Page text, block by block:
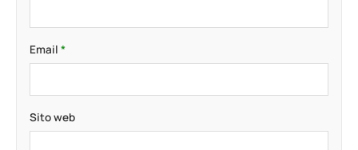
Email *
Sito web